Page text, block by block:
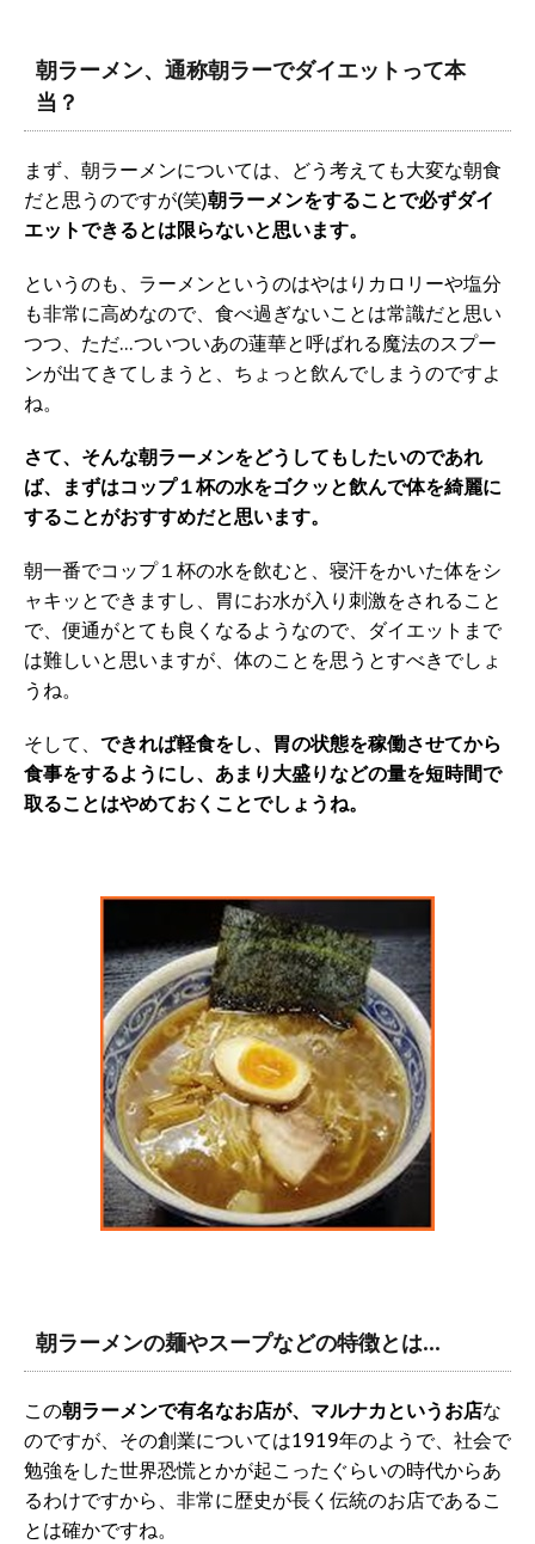
朝ラーメン、通称朝ラーでダイエットって本
当？
まず、朝ラーメンについては、どう考えても大変な朝食
だと思うのですが(笑)朝ラーメンをすることで必ずダイ
エットできるとは限らないと思います。
というのも、ラーメンというのはやはりカロリーや塩分
も非常に高めなので、食べ過ぎないことは常識だと思い
つつ、ただ…ついついあの蓮華と呼ばれる魔法のスプー
ンが出てきてしまうと、ちょっと飲んでしまうのですよ
ね。
さて、そんな朝ラーメンをどうしてもしたいのであれ
ば、まずはコップ１杯の水をゴクッと飲んで体を綺麗に
することがおすすめだと思います。
朝一番でコップ１杯の水を飲むと、寝汗をかいた体をシ
ャキッとできますし、胃にお水が入り刺激をされること
で、便通がとても良くなるようなので、ダイエットまで
は難しいと思いますが、体のことを思うとすべきでしょ
うね。
そして、 できれば軽食をし、胃の状態を稼働させてから
食事をするようにし、あまり大盛りなどの量を短時間で
取ることはやめておくことでしょうね。
朝ラーメンの麺やスープなどの特徴とは…
この朝ラーメンで有名なお店が、マルナカというお店な
のですが、その創業については1919年のようで、社会で
勉強をした世界恐慌とかが起こったぐらいの時代からあ
るわけですから、非常に歴史が長く伝統のお店であるこ
とは確かですね。